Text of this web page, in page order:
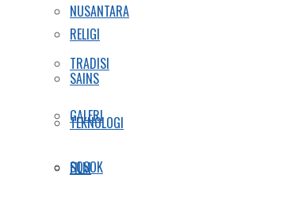
RELIGI
SAINS
TEKNOLOGI
SOSOK
NUSANTARA
TRADISI
GALERI
FILM